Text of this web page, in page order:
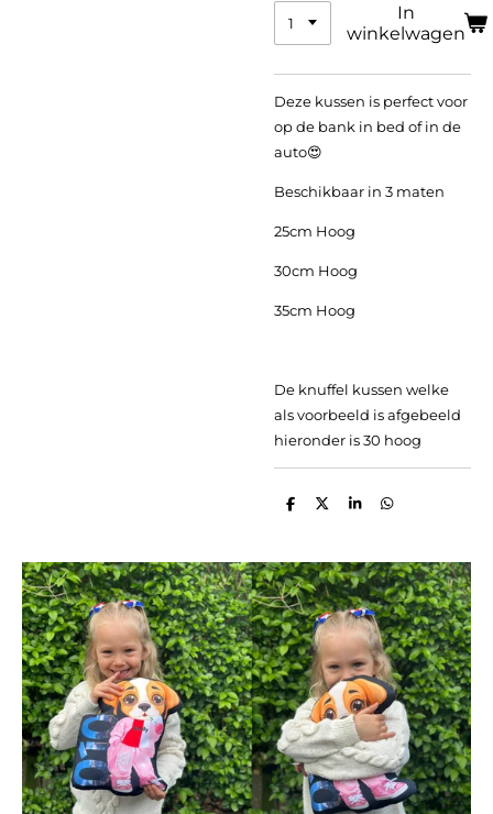
In
winkelwagen
Deze kussen is perfect voor
op de bank in bed of in de
auto😍
Beschikbaar in 3 maten
25cm Hoog
30cm Hoog
35cm Hoog
De knuffel kussen welke
als voorbeeld is afgebeeld
hieronder is 30 hoog
D
n
D
S
e
D
n